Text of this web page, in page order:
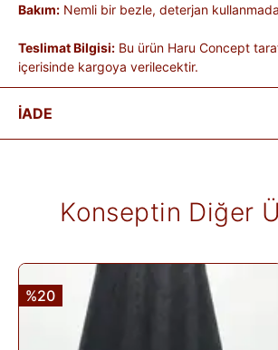
Bakım: Nemli bir bezle, deterjan
Teslimat Bilgisi: Bu ürün Haru Concept
içerisinde kargoya verilecektir.
İADE
mümkün olmayan ürünlerde iade kabul
teslim sırasında kargo tutanağı ile
ve ürüne göre değişiklik gösterebilir; bu
açıklamalarında yer alır.
İade edilen ürünler, iade şartlarına uygun
gün içinde bankanıza iletilir. İade sürecini
İade Formu
Siparişlerim
Konseptin Diğer
%20